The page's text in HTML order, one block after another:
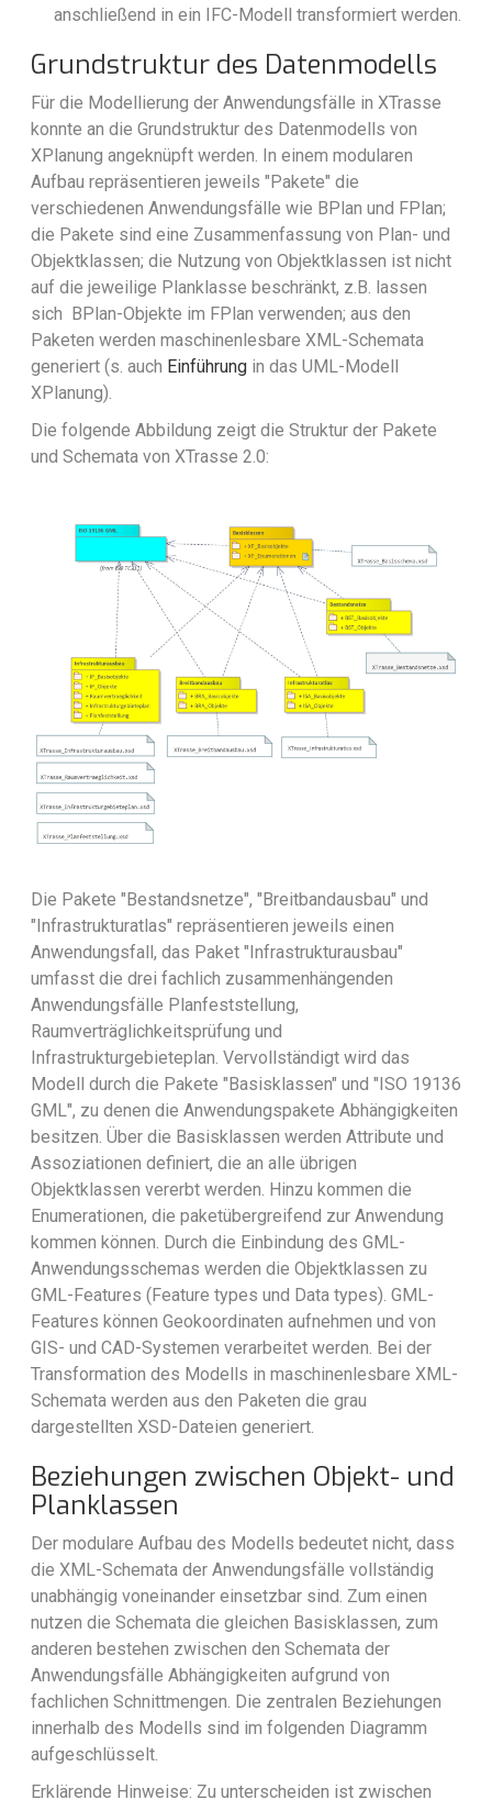
anschließend in ein IFC-Modell transformiert werden.
Grundstruktur des Datenmodells
Für die Modellierung der Anwendungsfälle in XTrasse
konnte an die Grundstruktur des Datenmodells von
XPlanung angeknüpft werden. In einem modularen
Aufbau repräsentieren jeweils "Pakete" die
verschiedenen Anwendungsfälle wie BPlan und FPlan;
die Pakete sind eine Zusammenfassung von Plan- und
Objektklassen; die Nutzung von Objektklassen ist nicht
auf die jeweilige Planklasse beschränkt, z.B. lassen
sich BPlan-Objekte im FPlan verwenden; aus den
Paketen werden maschinenlesbare XML-Schemata
generiert (s. auch Einführung in das UML-Modell
XPlanung).
Die folgende Abbildung zeigt die Struktur der Pakete
und Schemata von XTrasse 2.0:
Die Pakete "Bestandsnetze", "Breitbandausbau" und
"Infrastrukturatlas" repräsentieren jeweils einen
Anwendungsfall, das Paket "Infrastrukturausbau"
umfasst die drei fachlich zusammenhängenden
Anwendungsfälle Planfeststellung,
Raumverträglichkeitsprüfung und
Infrastrukturgebieteplan. Vervollständigt wird das
Modell durch die Pakete "Basisklassen" und "ISO 19136
GML", zu denen die Anwendungspakete Abhängigkeiten
besitzen. Über die Basisklassen werden Attribute und
Assoziationen definiert, die an alle übrigen
Objektklassen vererbt werden. Hinzu kommen die
Enumerationen, die paketübergreifend zur Anwendung
kommen können. Durch die Einbindung des GML-
Anwendungsschemas werden die Objektklassen zu
GML-Features (Feature types und Data types). GML-
Features können Geokoordinaten aufnehmen und von
GIS- und CAD-Systemen verarbeitet werden. Bei der
Transformation des Modells in maschinenlesbare XML-
Schemata werden aus den Paketen die grau
dargestellten XSD-Dateien generiert.
Beziehungen zwischen Objekt- und
Planklassen
Der modulare Aufbau des Modells bedeutet nicht, dass
die XML-Schemata der Anwendungsfälle vollständig
unabhängig voneinander einsetzbar sind. Zum einen
nutzen die Schemata die gleichen Basisklassen, zum
anderen bestehen zwischen den Schemata der
Anwendungsfälle Abhängigkeiten aufgrund von
fachlichen Schnittmengen. Die zentralen Beziehungen
innerhalb des Modells sind im folgenden Diagramm
aufgeschlüsselt.
Erklärende Hinweise: Zu unterscheiden ist zwischen